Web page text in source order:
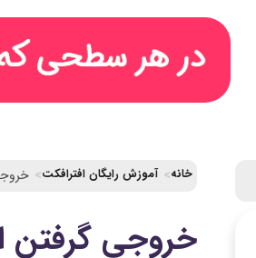
خانه آموزش رایگان افترافکت
خروجی گرفتن